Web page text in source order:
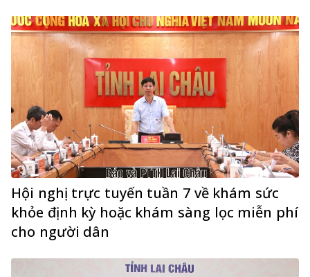
Hội nghị trực tuyến tuần 7 về khám sức
khỏe định kỳ hoặc khám sàng lọc miễn phí
cho người dân